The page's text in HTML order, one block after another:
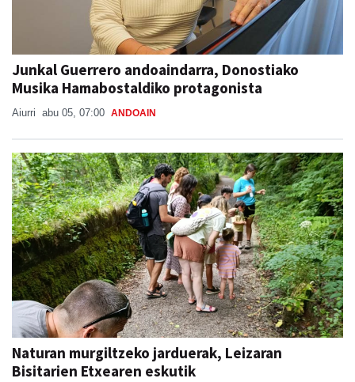
Junkal Guerrero andoaindarra, Donostiako
Musika Hamabostaldiko protagonista
Aiurri abu 05, 07:00 ANDOAIN
Naturan murgiltzeko jarduerak, Leizaran
Bisitarien Etxearen eskutik